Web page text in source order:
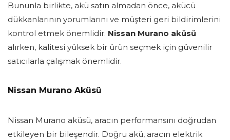
Bununla birlikte, akü satın almadan önce, akücü
dükkanlarının yorumlarını ve müşteri geri bildirimlerini
kontrol etmek önemlidir. Nissan Murano aküsü
alırken, kalitesi yüksek bir ürün seçmek için güvenilir
satıcılarla çalışmak önemlidir.
Nissan Murano Aküsü
Nissan Murano aküsü, aracın performansını doğrudan
etkileyen bir bileşendir. Doğru akü, aracın elektrik